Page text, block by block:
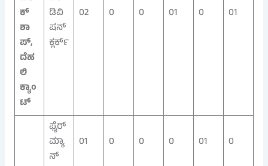
ಕ್‌
ಶಾ
ಪ್,
ದೆಹ
ಲಿ
ಕ್ಯಾಂ
ಟ್
ಡಿವಿ
ಷನ್
ಕ್ಲರ್ಕ್
02 0 0 01 0 01
ಫೈರ್‌
ಮ್ಯಾ
ನ್
01 0 0 0 01 0